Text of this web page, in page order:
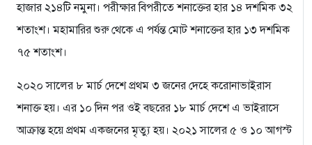
হাজার ২১৪টি নমুনা। পরীক্ষার বিপরীতে শনাক্তের হার ১৪ দশমিক ৩২
শতাংশ। মহামারির শুরু থেকে এ পর্যন্ত মোট শনাক্তের হার ১৩ দশমিক
৭৫ শতাংশ।
২০২০ সালের ৮ মার্চ দেশে প্রথম ৩ জনের দেহে করোনাভাইরাস
শনাক্ত হয়। এর ১০ দিন পর ওই বছরের ১৮ মার্চ দেশে এ ভাইরাসে
আক্রান্ত হয়ে প্রথম একজনের মৃত্যু হয়। ২০২১ সালের ৫ ও ১০ আগস্ট